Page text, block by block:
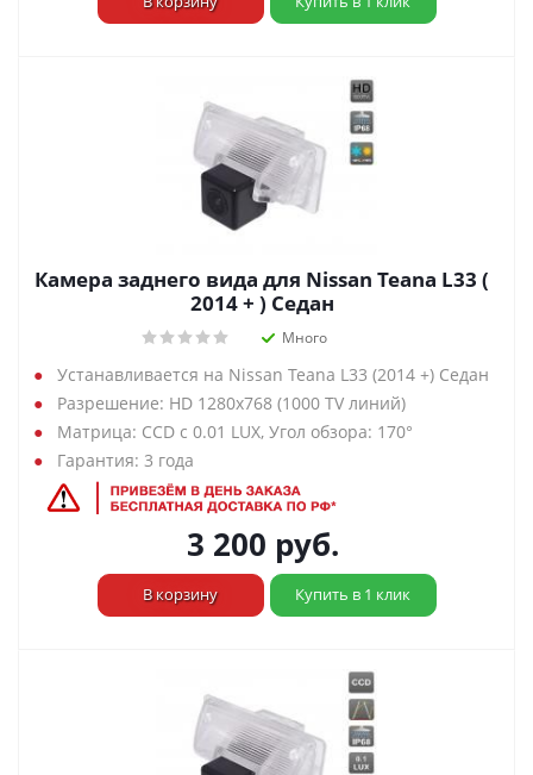
Камера заднего вида для Nissan Teana L33 (
2014 + ) Седан
Много
Устанавливается на Nissan Teana L33 (2014 +) Седан
Разрешение: HD 1280х768 (1000 TV линий)
Матрица: CCD с 0.01 LUX, Угол обзора: 170°
Гарантия: 3 года
3 200 руб.
В корзину Купить в 1 клик